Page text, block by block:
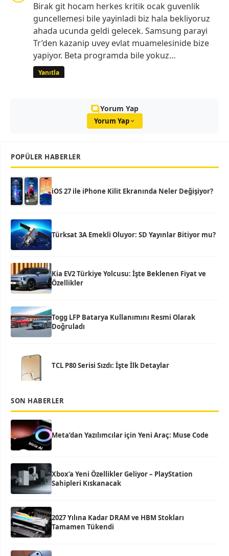
Birak git hocam herkes kritik ocak guvenlik
guncellemesi bile yayinladi biz hala bekliyoruz
ahada ucunda geldi gelecek. Samsung parayi
Tr’den kazanip uvey evlat muamelesinide bize
yapiyor. Beta programda bile yokuz…
Yanıtla
Yorum Yap
Yorum Yap
POPÜLER HABERLER
iOS 27 ile iPhone Kilit Ekranında Neler Değişiyor?
Türksat 3A Emekli Oluyor: SD Yayınlar Bitiyor mu?
Kia EV2 Türkiye Yolcusu: İşte Beklenen Fiyat ve
Özellikler
Togg LFP Batarya Kullanımını Resmi Olarak
Doğruladı
TCL P80 Serisi Sızdı: İşte İlk Detaylar
SON HABERLER
Meta’dan Yazılımcılar için Yeni Araç: Muse Code
Xbox’a Yeni Özellikler Geliyor – PlayStation
Sahipleri Kıskanacak
2027 Yılına Kadar DRAM ve HBM Stokları
Tamamen Tükendi